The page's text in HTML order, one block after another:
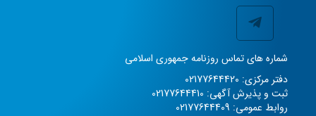
شماره های تماس روزنامه جمهوری اسلامی
دفتر مرکزی: 02177644420
ثبت و پذیرش آگهی: 02177644410
روابط عمومی: 02177644409